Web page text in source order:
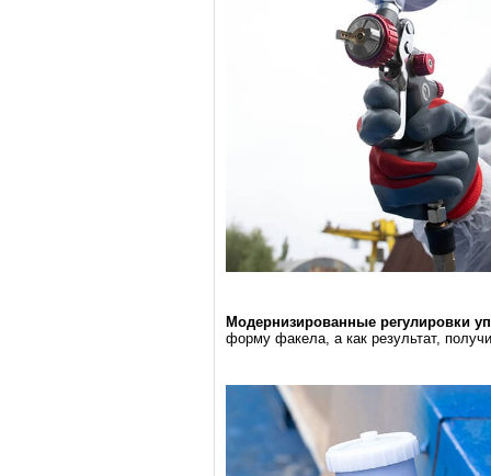
Модернизированные регулировки
форму факела, а как результат,